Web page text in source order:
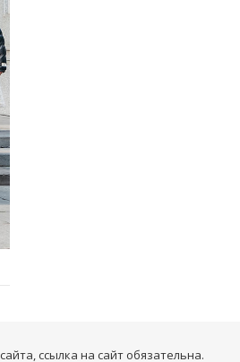
ссылка на сайт обязательна.